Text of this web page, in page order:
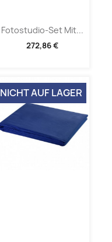
Fotostudio-Set Mit...
272,86 €
NICHT AUF LAGER